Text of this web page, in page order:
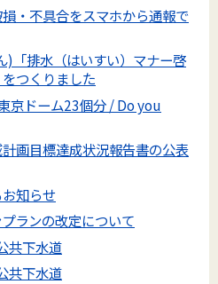
・不具合をスマホから通報で
)「排水（はいすい）マナー啓
つくりました
京ドーム23個分 / Do you
画目標達成状況報告書の公表
知らせ
ランの改定について
共下水道
共下水道